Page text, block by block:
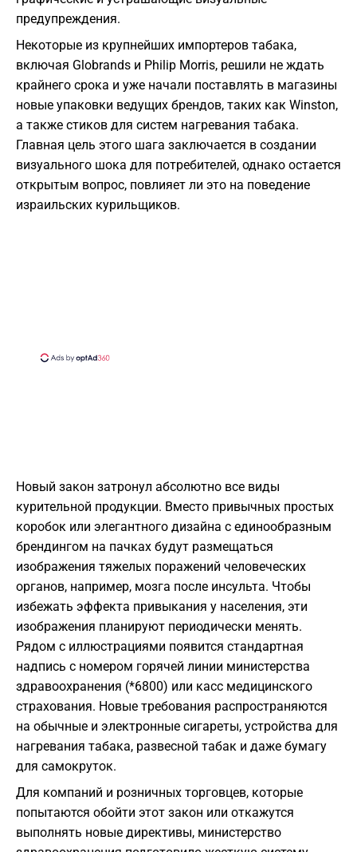
предупреждения.
Некоторые из крупнейших импортеров табака,
включая Globrands и Philip Morris, решили не ждать
крайнего срока и уже начали поставлять в магазины
новые упаковки ведущих брендов, таких как Winston,
а также стиков для систем нагревания табака.
Главная цель этого шага заключается в создании
визуального шока для потребителей, однако остается
открытым вопрос, повлияет ли это на поведение
израильских курильщиков.
Новый закон затронул абсолютно все виды
курительной продукции. Вместо привычных простых
коробок или элегантного дизайна с единообразным
брендингом на пачках будут размещаться
изображения тяжелых поражений человеческих
органов, например, мозга после инсульта. Чтобы
избежать эффекта привыкания у населения, эти
изображения планируют периодически менять.
Рядом с иллюстрациями появится стандартная
надпись с номером горячей линии министерства
здравоохранения (*6800) или касс медицинского
страхования. Новые требования распространяются
на обычные и электронные сигареты, устройства для
нагревания табака, развесной табак и даже бумагу
для самокруток.
Для компаний и розничных торговцев, которые
попытаются обойти этот закон или откажутся
выполнять новые директивы, министерство